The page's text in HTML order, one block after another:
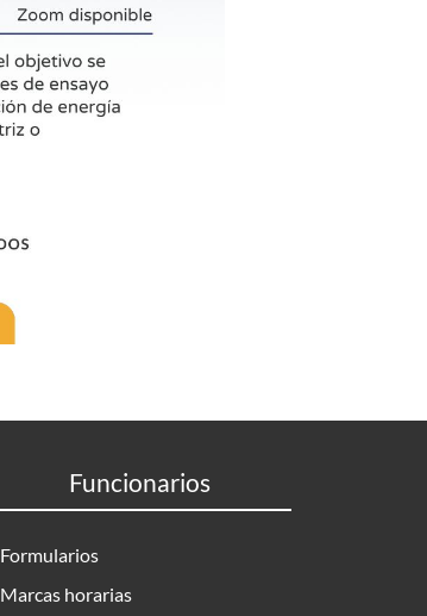
Funcionarios
Formularios
Marcas horarias